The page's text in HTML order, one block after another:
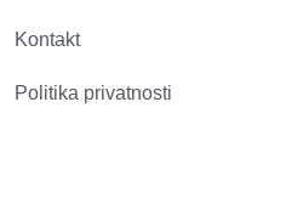
Kontakt
Politika privatnosti